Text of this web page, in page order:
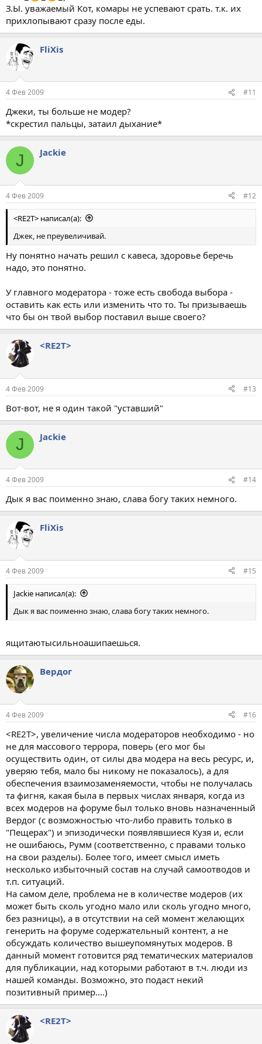
З.Ы. уважаемый Кот, комары не успевают срать. т.к. их
прихлопывают сразу после еды.
FliXis
4 Фев 2009 #11
Джеки, ты больше не модер?
*скрестил пальцы, затаил дыхание*
J Jackie
4 Фев 2009 #12
<RE2T> написал(а):
Джек, не преувеличивай.
Ну понятно начать решил с кавеса, здоровье беречь
надо, это понятно.
У главного модератора - тоже есть свобода выбора -
оставить как есть или изменить что то. Ты призываешь
что бы он твой выбор поставил выше своего?
<RE2T>
4 Фев 2009 #13
Вот-вот, не я один такой "уставший"
J Jackie
4 Фев 2009 #14
Дык я вас поименно знаю, слава богу таких немного.
FliXis
4 Фев 2009 #15
Jackie написал(а):
Дык я вас поименно знаю, слава богу таких немного.
ящитаютысильноашипаешься.
Вердог
4 Фев 2009 #16
<RE2T>, увеличение числа модераторов необходимо - но
не для массового террора, поверь (его мог бы
осуществить один, от силы два модера на весь ресурс, и,
уверяю тебя, мало бы никому не показалось), а для
обеспечения взаимозаменяемости, чтобы не получалась
та фигня, какая была в первых числах января, когда из
всех модеров на форуме был только вновь назначенный
Вердог (с возможностью что-либо править только в
"Пещерах") и эпизодически появлявшиеся Кузя и, если
не ошибаюсь, Румм (соответственно, с правами только
на свои разделы). Более того, имеет смысл иметь
несколько избыточный состав на случай самоотводов и
т.п. ситуаций.
На самом деле, проблема не в количестве модеров (их
может быть сколь угодно мало или сколь угодно много,
без разницы), а в отсутствии на сей момент желающих
генерить на форуме содержательный контент, а не
обсуждать количество вышеупомянутых модеров. В
данный момент готовится ряд тематических материалов
для публикации, над которыми работают в т.ч. люди из
нашей команды. Возможно, это подаст некий
позитивный пример....)
<RE2T>